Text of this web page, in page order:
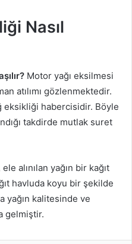
Nasıl
Motor yağı eksilmesi
atılımı gözlenmektedir.
eksikliği habercisidir. Böyle
takdirde mutlak suret
alınılan yağın bir kağıt
havluda koyu bir şekilde
yağın kalitesinde ve
gelmiştir.